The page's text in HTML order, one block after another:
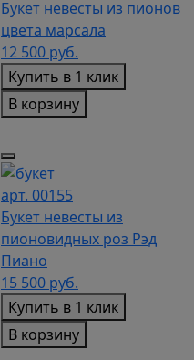
Букет невесты из пионов
цвета марсала
12 500 руб.
Купить в 1 клик
В корзину
арт. 00155
Букет невесты из
пионовидных роз Рэд
Пиано
15 500 руб.
Купить в 1 клик
В корзину